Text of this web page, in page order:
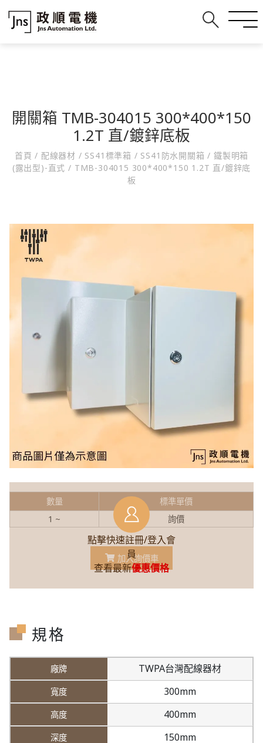
開關箱 TMB-304015 300*400*150
1.2T 直/鍍鋅底板
首頁/ 配線器材 / SS41標準箱 / SS41防水開關箱/ 鐵製明箱
(露出型)-直式/ TMB-304015 300*400*150 1.2T 直/鍍鋅底
板
點擊快速註冊/登入會
員
查看最新優惠價格
數量
標準單價
1 ~
詢價
加入詢價車
規格
TWPA台灣配線器材
300mm
400mm
150mm